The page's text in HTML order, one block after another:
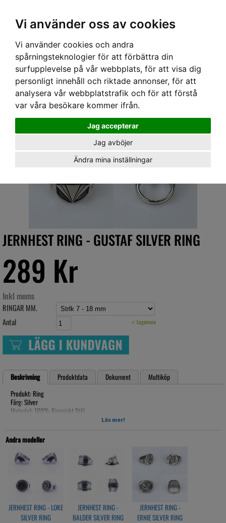
Vi använder oss av cookies
Vi använder cookies och andra
spårningsteknologier för att förbättra din
surfupplevelse på vår webbplats, för att visa dig
personligt innehåll och riktade annonser, för att
analysera vår webbplatstrafik och för att förstå
var våra besökare kommer ifrån.
Jag accepterar
Jag avböjer
Ändra mina inställningar
Hem› ACCESSOARER ›SMYCKEN› JERNHEST RING - GUSTAF SILVER RING
JERNHEST RING - GUSTAF SILVER RING
289 Kr
Inkl moms
RINGAR MM.
Antal
✓ Lagervara
Beskrivning Produktdata Dokument
Multiköp
Produkt: Ring
Färg: Silver
Material: 100% Kirugiskt Stål
Strlk 7 - 18 mm
Strlk 8 - 18,4 mm
Strlk 9 - 19,1 mm
Strlk 10 - 20,1 mm
Strlk 13 - 22,5 mm
Läs mer!
Andra modeller
JERNHEST RING - LOKE
SILVER RING
JERNHEST RING -
BALDER SILVER RING
JERNHEST RING -
ERNIE SILVER RING